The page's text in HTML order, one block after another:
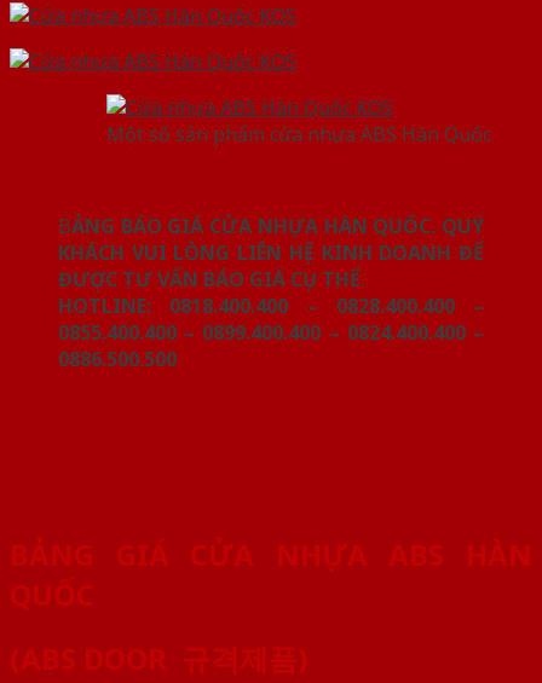
Một số sản phẩm cửa nhựa ABS Hàn Quốc
BẢNG BÁO GIÁ CỬA NHỰA HÀN QUỐC. QUÝ
KHÁCH VUI LÒNG LIÊN HỆ KINH DOANH ĐỂ
ĐƯỢC TƯ VẤN BÁO GIÁ CỤ THỂ.
HOTLINE: 0818.400.400 – 0828.400.400 –
0855.400.400 – 0899.400.400 – 0824.400.400 –
0886.500.500
BẢNG GIÁ CỬA NHỰA ABS HÀN
QUỐC
(ABS DOOR 규격제품)